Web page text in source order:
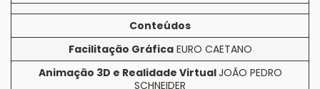
Conteúdos
Facilitação GráficaEURO CAETANO
Animação 3D e Realidade VirtualJOÃO PEDRO
SCHNEIDER